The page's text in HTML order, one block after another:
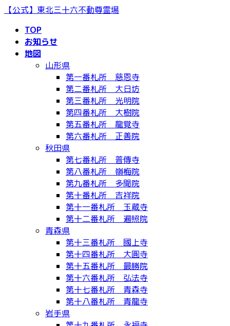
コ
ナ
【公式】東北三十六不動尊霊場
TOP
お知らせ
地図
山形県
第一番札所 慈恩寺
第二番札所 大日坊
第三番札所 光明院
第四番札所 大樹院
第五番札所 龍覚寺
第六番札所 正善院
秋田県
第七番札所 普傳寺
第八番札所 嶺梅院
第九番札所 多聞院
第十番札所 吉祥院
第十一番札所 玉蔵寺
第十二番札所 遍照院
青森県
第十三番札所 國上寺
第十四番札所 大圓寺
第十五番札所 最勝院
第十六番札所 弘法寺
第十七番札所 青森寺
第十八番札所 青龍寺
岩手県